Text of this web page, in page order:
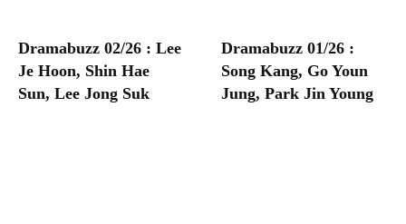
Dramabuzz 02/26 : Lee
Je Hoon, Shin Hae
Sun, Lee Jong Suk
Dramabuzz 01/26 :
Song Kang, Go Youn
Jung, Park Jin Young